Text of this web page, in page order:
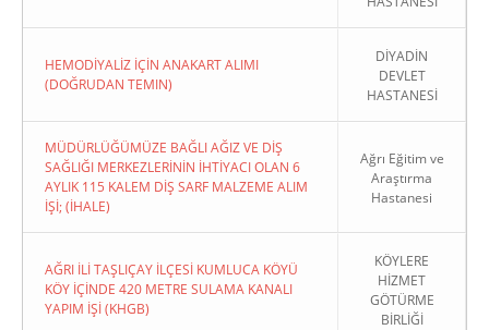
HEMODİYALİZ İÇİN ANAKART ALIMI
(DOĞRUDAN TEMIN)
DİYADİN
DEVLET
HASTANESİ
MÜDÜRLÜĞÜMÜZE BAĞLI AĞIZ VE DİŞ
SAĞLIĞI MERKEZLERİNİN İHTİYACI OLAN 6
AYLIK 115 KALEM DİŞ SARF MALZEME ALIM
İŞİ; (İHALE)
Ağrı Eğitim ve
Araştırma
Hastanesi
AĞRI İLİ TAŞLIÇAY İLÇESİ KUMLUCA KÖYÜ
KÖY İÇİNDE 420 METRE SULAMA KANALI
YAPIM İŞİ (KHGB)
KÖYLERE
HİZMET
GÖTÜRME
BİRLİĞİ